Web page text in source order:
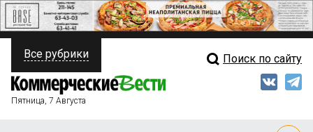
ПОЛИТИКА
ФИНАНСЫ
Свежий выпуск
Все рубрики Поиск по сайту
Пятница, 7 Августа